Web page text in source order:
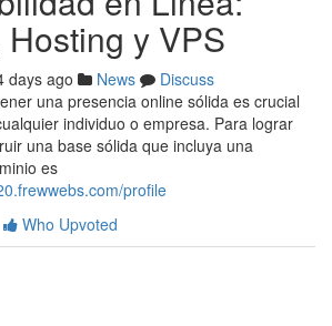
y VPS
days ago News
Discuss
una presencia online sólida es crucial
individuo o empresa. Para lograr
una base sólida que incluya una
es
profile
Who Upvoted